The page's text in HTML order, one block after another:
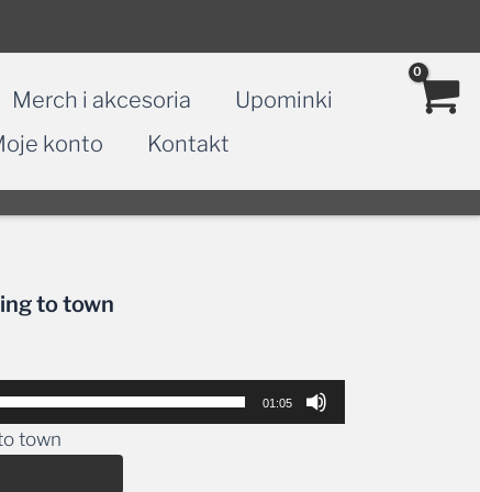
Merch i akcesoria
Upominki
konto Kontakt
to town
01:05
town